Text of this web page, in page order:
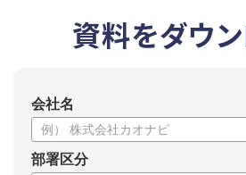
資料をダウ
会社名
部署区分